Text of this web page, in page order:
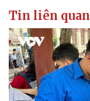
Tin liên quan